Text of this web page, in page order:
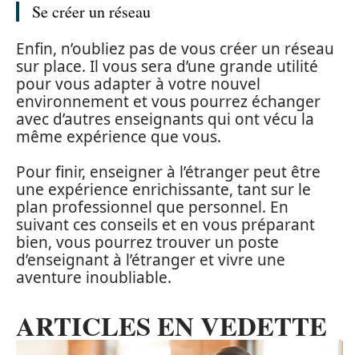
Se créer un réseau
Enfin, n’oubliez pas de vous créer un réseau
sur place. Il vous sera d’une grande utilité
pour vous adapter à votre nouvel
environnement et vous pourrez échanger
avec d’autres enseignants qui ont vécu la
même expérience que vous.
Pour finir, enseigner à l’étranger peut être
une expérience enrichissante, tant sur le
plan professionnel que personnel. En
suivant ces conseils et en vous préparant
bien, vous pourrez trouver un poste
d’enseignant à l’étranger et vivre une
aventure inoubliable.
ARTICLES EN VEDETTE